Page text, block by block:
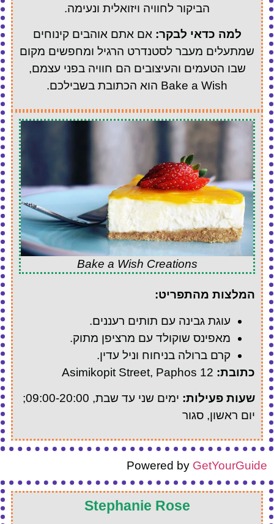
הביקור לחוויה ויזואלית ונעימה.
למה כדאי לבקר: אם אתם אוהבים קינוחים
שמתעלים מעבר לסטנדרט הרגיל ומחפשים מקום
שבו הטעמים והעיצובים הם חוויה בפני עצמם,
Bake a Wish הוא הכתובת בשבילכם.
Bake a Wish Creations
המלצות מהתפריט:
עוגת גבינה עם תותים רעננים.
מאפינס שוקולד עם מרציפן מתוק.
קרם ברולה בניחוח וניל עדין.
כתובת:
שעות פעילות:
ימים שני עד שבת, 09:00-20:00;
יום ראשון, סגור
Powered by GetYourGuide
Stephanie Rose